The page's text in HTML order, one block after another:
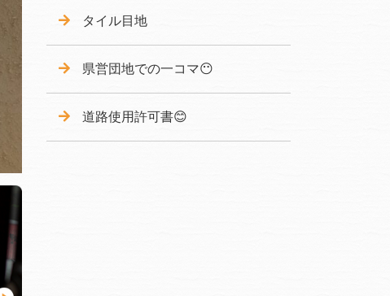
タイル目地‍
県営団地での一コマ😶
道路使用許可書😊